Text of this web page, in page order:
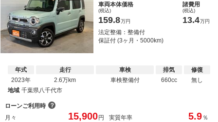
車両本体価格
(税込)
159.8万円
諸費用
(税込)
13.4万円
法定整備：整備付
保証付 (3ヶ月・5000km)
年式
2023年
走行
2.6万km
車検
車検整備付
排気
660cc
修復
無し
地域 千葉県八千代市
ローンご利用時 ？
月々
15,900円 実質年率 5.9 ％